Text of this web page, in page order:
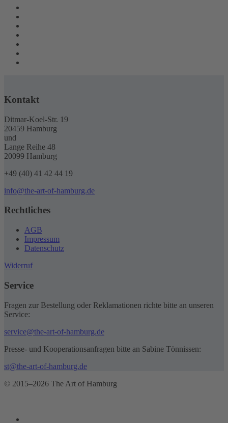
Kontakt
Ditmar-Koel-Str. 19
20459 Hamburg
und
Lange Reihe 48
20099 Hamburg
+49 (40) 41 42 44 19
info@the-art-of-hamburg.de
Rechtliches
AGB
Impressum
Datenschutz
Widerruf
Service
Fragen zur Bestellung oder Reklamationen richte bitte an unseren
Service:
service@the-art-of-hamburg.de
Presse- und Kooperationsanfragen bitte an Sabine Tönnissen:
st@the-art-of-hamburg.de
© 2015–2026 The Art of Hamburg